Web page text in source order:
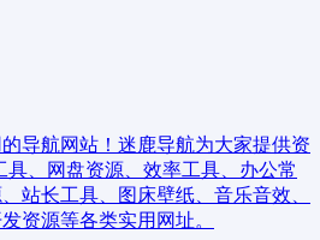
导航网站！迷鹿导航为大家提供资
、网盘资源、效率工具、办公常
站长工具、图床壁纸、音乐音效、
资源等各类实用网址。